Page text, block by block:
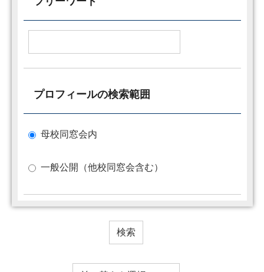
プロフィールの検索範囲
母校同窓会内
一般公開（他校同窓会含む）